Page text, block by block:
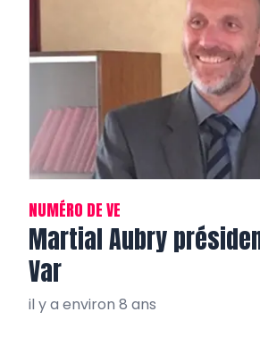
NUMÉRO DE VE
Martial Aubry
Var
il y a environ 8 ans